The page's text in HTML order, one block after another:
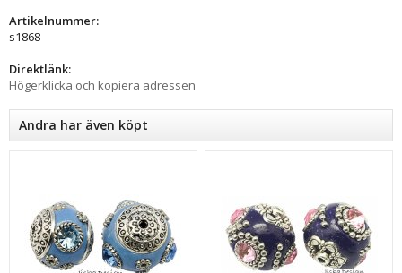
Artikelnummer:
s1868
Direktlänk:
Högerklicka och kopiera adressen
Andra har även köpt